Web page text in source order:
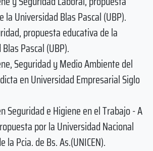
la Universidad Blas Pascal (UBP).
propuesta educativa de la
Pascal (UBP).
Seguridad y Medio Ambiente del
en Universidad Empresarial Siglo
Seguridad e Higiene en el Trabajo - A
por la Universidad Nacional
la Pcia. de Bs. As.(UNICEN).